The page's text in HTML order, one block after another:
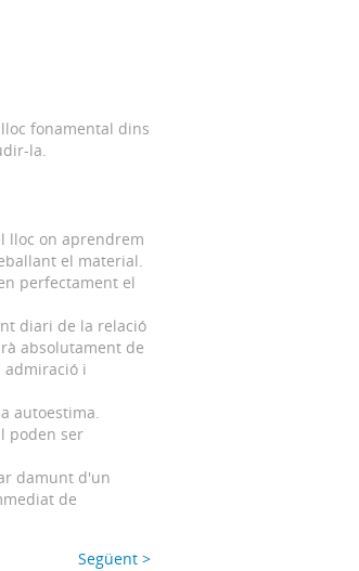
fonamental dins
la.
lloc on aprendrem
el material.
perfectament el
diari de la relació
absolutament de
admiració i
autoestima.
poden ser
damunt d'un
de
Següent >